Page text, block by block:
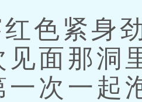
色紧身
见面那洞
一次一起